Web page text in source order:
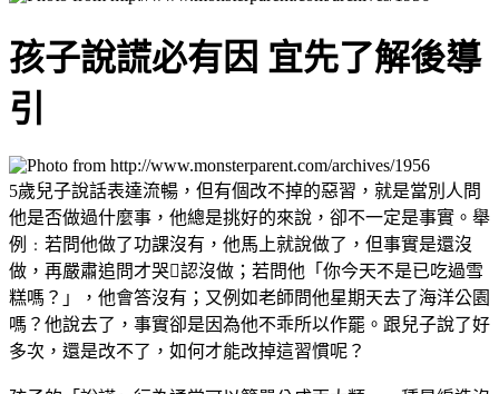
孩子說謊必有因 宜先了解後導
引
5歲兒子說話表達流暢，但有個改不掉的惡習，就是當別人問
他是否做過什麼事，他總是挑好的來說，卻不一定是事實。舉
例﹕若問他做了功課沒有，他馬上就說做了，但事實是還沒
做，再嚴肅追問才哭認沒做；若問他「你今天不是已吃過雪
糕嗎？」，他會答沒有；又例如老師問他星期天去了海洋公園
嗎？他說去了，事實卻是因為他不乖所以作罷。跟兒子說了好
多次，還是改不了，如何才能改掉這習慣呢？